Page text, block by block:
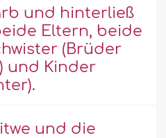
und hinterließ
Eltern, beide
(Brüder
und Kinder
und die